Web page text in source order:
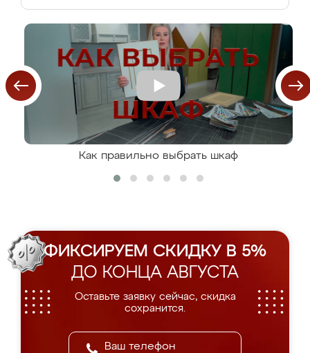
Как правильно выбрать шкаф
ФИКСИРУЕМ СКИДКУ В 5%
ДО КОНЦА АВГУСТА
Оставьте заявку сейчас, скидка
сохранится.